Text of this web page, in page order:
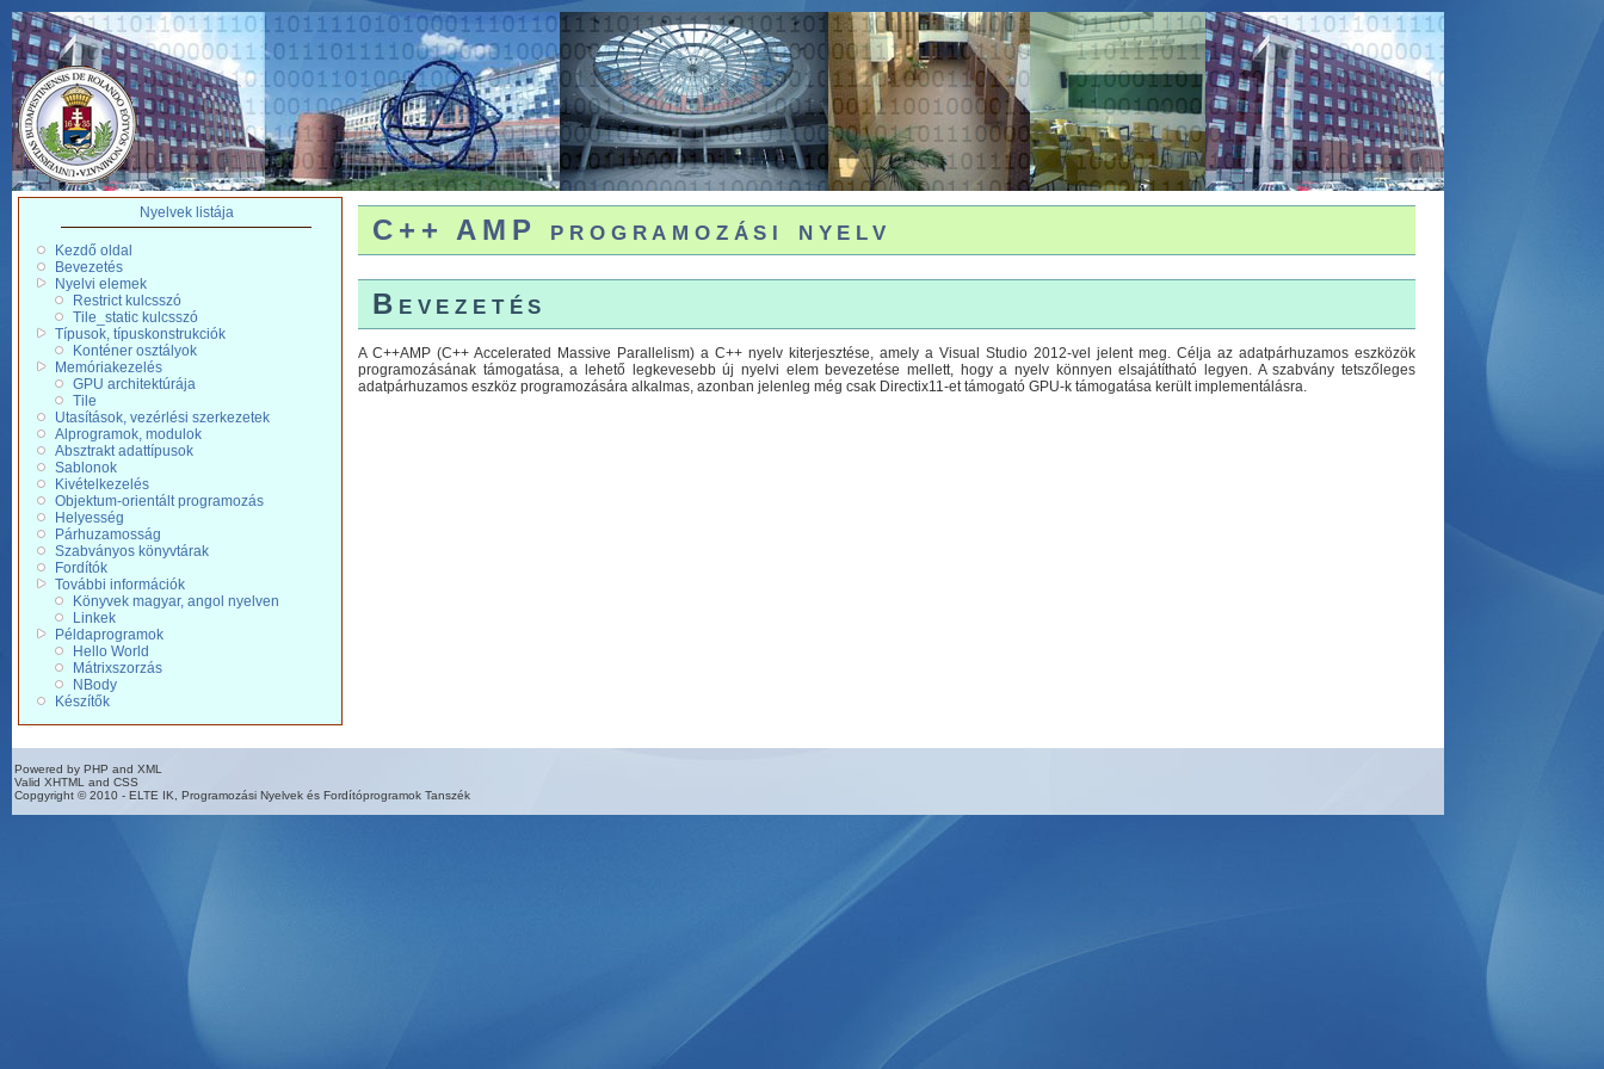
Nyelvek listája
Kezdő oldal
Bevezetés
Nyelvi elemek
Restrict kulcsszó
Tile_static kulcsszó
Típusok, típuskonstrukciók
Konténer osztályok
Memóriakezelés
GPU architektúrája
Tile
Utasítások, vezérlési szerkezetek
Alprogramok, modulok
Absztrakt adattípusok
Sablonok
Kivételkezelés
Objektum-orientált programozás
Helyesség
Párhuzamosság
Szabványos könyvtárak
Fordítók
További információk
Könyvek magyar, angol nyelven
Linkek
Példaprogramok
Hello World
Mátrixszorzás
NBody
Készítők
C++ AMP programozási nyelv
Bevezetés
A C++AMP (C++ Accelerated Massive Parallelism) a C++ nyelv kiterjesztése, amely a Visual Studio 2012-vel jelent meg. Célja az adatpárhuzamos eszközök
programozásának támogatása, a lehető legkevesebb új nyelvi elem bevezetése mellett, hogy a nyelv könnyen elsajátítható legyen. A szabvány tetszőleges
adatpárhuzamos eszköz programozására alkalmas, azonban jelenleg még csak Directix11-et támogató GPU-k támogatása került implementálásra.
Powered by PHP and XML
Valid XHTML and CSS
Copgyright © 2010 - ELTE IK, Programozási Nyelvek és Fordítóprogramok Tanszék